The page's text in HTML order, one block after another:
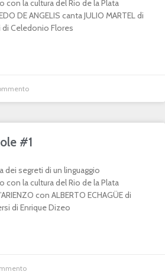
la cultura del Rio de la Plata
DE ANGELIS canta JULIO MARTEL di
Celedonio Flores
#1
dei segreti di un linguaggio
la cultura del Rio de la Plata
con ALBERTO ECHAGÜE di
di Enrique Dizeo